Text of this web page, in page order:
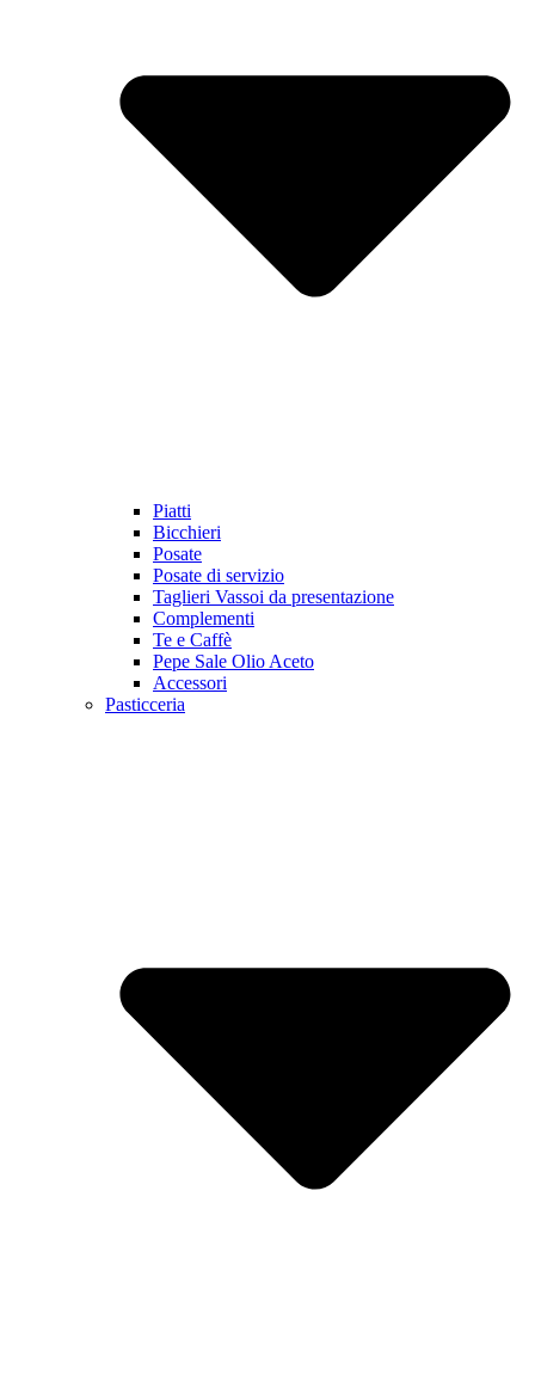
Piatti
Bicchieri
Posate
Posate di servizio
Taglieri Vassoi da presentazione
Complementi
Te e Caffè
Pepe Sale Olio Aceto
Accessori
Pasticceria